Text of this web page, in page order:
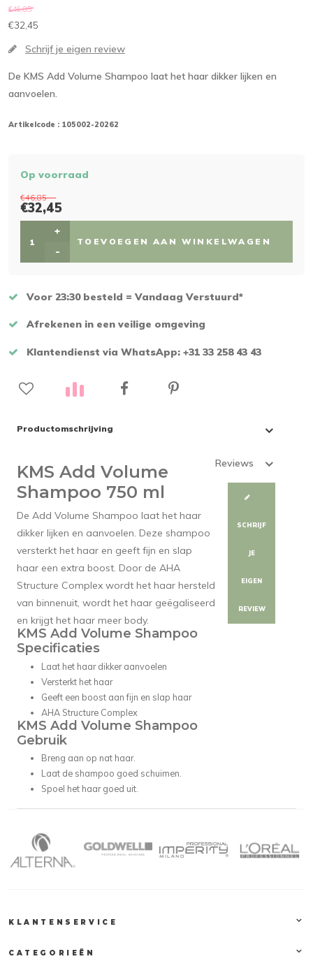
€46,85
€32,45
Schrijf je eigen review
De KMS Add Volume Shampoo laat het haar dikker lijken en
aanvoelen.
Artikelcode : 105002-20262
Op voorraad
€46,85
€32,45
+
-
TOEVOEGEN AAN WINKELWAGEN
Voor 23:30 besteld = Vandaag Verstuurd*
Afrekenen in een veilige omgeving
Klantendienst via WhatsApp: +31 33 258 43 43
Productomschrijving
KMS Add Volume
Shampoo 750 ml
De Add Volume Shampoo laat het haar
dikker lijken en aanvoelen. Deze shampoo
versterkt het haar en geeft fijn en slap
haar een extra boost. Door de AHA
Structure Complex wordt het haar hersteld
van binnenuit, wordt het haar geëgaliseerd
en krijgt het haar meer body.
KMS Add Volume Shampoo
Specificaties
Laat het haar dikker aanvoelen
Versterkt het haar
Geeft een boost aan fijn en slap haar
AHA Structure Complex
KMS Add Volume Shampoo
Gebruik
Breng aan op nat haar.
Laat de shampoo goed schuimen.
Spoel het haar goed uit.
Reviews
SCHRIJF
JE
EIGEN
REVIEW
KLANTENSERVICE
CATEGORIEËN